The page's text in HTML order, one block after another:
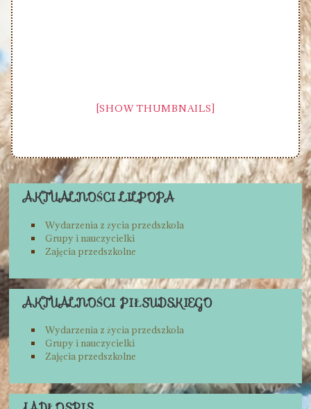
[SHOW THUMBNAILS]
AKTUALNOŚCI LILPOPA
Wydarzenia z życia przedszkola
Grupy i nauczycielki
Zajęcia przedszkolne
AKTUALNOŚCI PIŁSUDSKIEGO
Wydarzenia z życia przedszkola
Grupy i nauczycielki
Zajęcia przedszkolne